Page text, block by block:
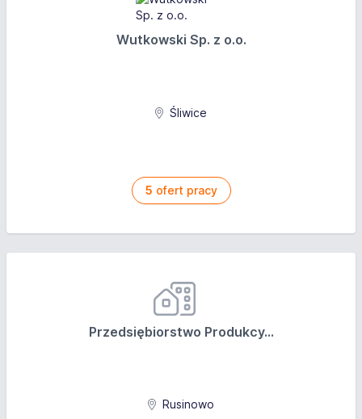
Wutkowski Sp. z o.o.
Śliwice
5 ofert pracy
Przedsiębiorstwo Produkcy...
Rusinowo